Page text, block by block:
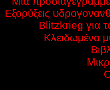
Εξορύξεις
Blitzkrieg για
Κλειδωμένα